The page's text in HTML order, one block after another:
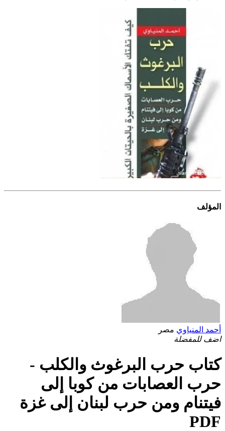
المؤلف
أحمد المنياوي مصر
اضف للمفضلة
كتاب حرب البرغوث والكلب -
حرب العصابات من كوبا إلى
فيتنام ومن حرب لبنان إلى غزة
PDF